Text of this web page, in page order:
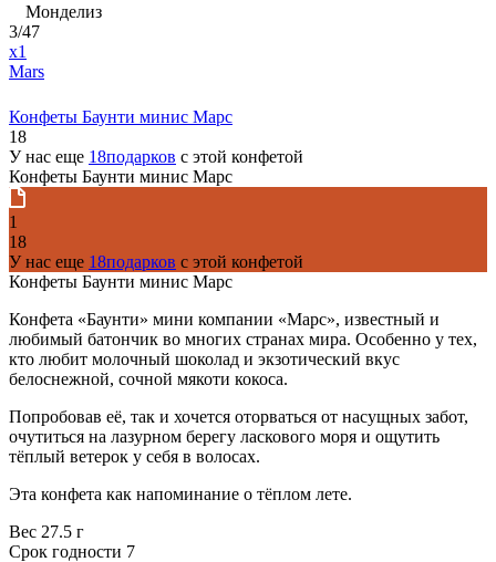
Монделиз
3/47
x1
Mars
Конфеты Баунти минис Марс
18
У нас еще 18подарков с этой конфетой
Конфеты Баунти минис Марс
1
18
У нас еще 18подарков с этой конфетой
Конфеты Баунти минис Марс
Конфета «Баунти» мини компании «Марс», известный и
любимый батончик во многих странах мира. Особенно у тех,
кто любит молочный шоколад и экзотический вкус
белоснежной, сочной мякоти кокоса.
Попробовав её, так и хочется оторваться от насущных забот,
очутиться на лазурном берегу ласкового моря и ощутить
тёплый ветерок у себя в волосах.
Эта конфета как напоминание о тёплом лете.
Вес 27.5 г
Срок годности 7